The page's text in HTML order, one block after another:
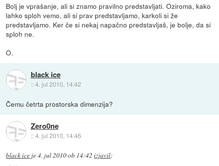
Bolj je vprašanje, ali si znamo pravilno predstavljati. Oziroma, kako
lahko sploh vemo, ali si prav predstavljamo, karkoli si že
predstavljamo. Ker če si nekaj napačno predstavljaš, je bolje, da si
sploh ne.
O.
black ice
::4. jul 2010, 14:42
Čemu četrta prostorska dimenzija?
Zero0ne
::4. jul 2010, 14:46
black ice je4. jul 2010 ob 14:42 izjavil: